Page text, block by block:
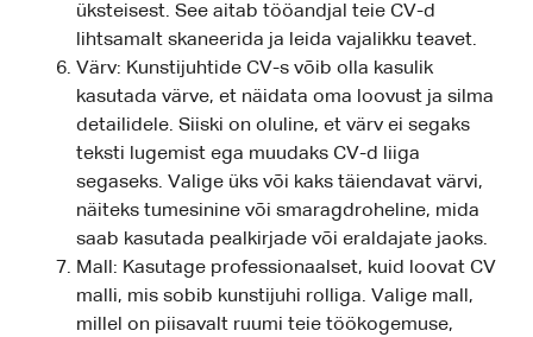
üksteisest. See aitab tööandjal teie CV-d
lihtsamalt skaneerida ja leida vajalikku teavet.
Värv: Kunstijuhtide CV-s võib olla kasulik
kasutada värve, et näidata oma loovust ja silma
detailidele. Siiski on oluline, et värv ei segaks
teksti lugemist ega muudaks CV-d liiga
segaseks. Valige üks või kaks täiendavat värvi,
näiteks tumesinine või smaragdroheline, mida
saab kasutada pealkirjade või eraldajate jaoks.
Mall: Kasutage professionaalset, kuid loovat CV
malli, mis sobib kunstijuhi rolliga. Valige mall,
millel on piisavalt ruumi teie töökogemuse,